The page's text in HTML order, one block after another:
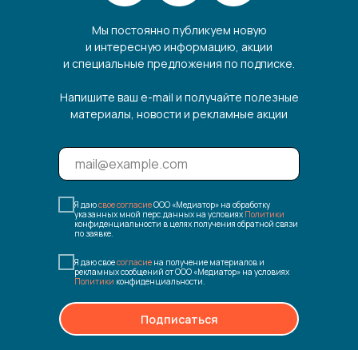
Мы постоянно публикуем новую
и интересную информацию, акции
и специальные предложения по подписке.
Напишите ваш e-mail и получайте полезные
материалы, новости и рекламные акции
Я даюсвое согласиеООО «Медиатор» на обработку
указанных мной перс.данных на условиях Политики
конфиденциальности в целях получения обратной связи
по заявке.
Я даю своесогласие на получение материалов и
рекламных сообщений от ООО «Медиатор» на условиях
Политики конфиденциальности.
Подписаться